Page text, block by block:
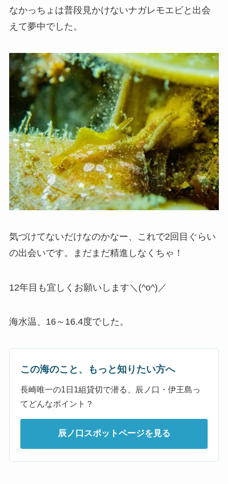
なかっちょは普段見かけないナガレモエビと出会
えて夢中でした。
気づけてないだけなのかなー、これで2回目ぐらい
の出会いです。まだまだ精進しなくちゃ！
12年目も宜しくお願いします＼(^o^)／
海水温、16～16.4度でした。
この海のこと、もっと知りたい方へ
長崎唯一の1日1組貸切で潜る、辰ノ口・伊王島っ
てどんなポイント？
辰ノ口スポットページを見る